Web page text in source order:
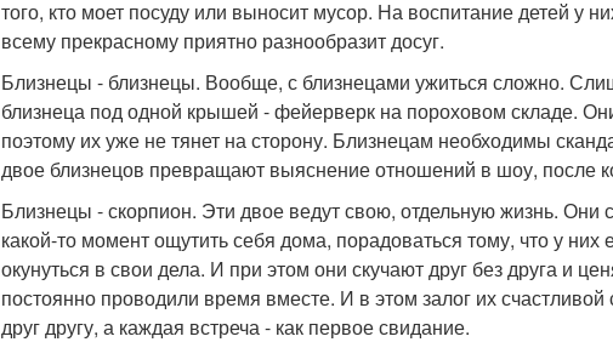
того, кто моет посуду или выносит мусор. На воспитание детей у
всему прекрасному приятно разнообразит досуг.
Близнецы - близнецы. Вообще, с близнецами ужиться сложно.
близнеца под одной крышей - фейерверк на пороховом складе.
поэтому их уже не тянет на сторону. Близнецам необходимы
двое близнецов превращают выяснение отношений в шоу, после
Близнецы - скорпион. Эти двое ведут свою, отдельную жизнь. Они
какой-то момент ощутить себя дома, порадоваться тому, что у них
окунуться в свои дела. И при этом они скучают друг без друга и
постоянно проводили время вместе. И в этом залог их
друг другу, а каждая встреча - как первое свидание.